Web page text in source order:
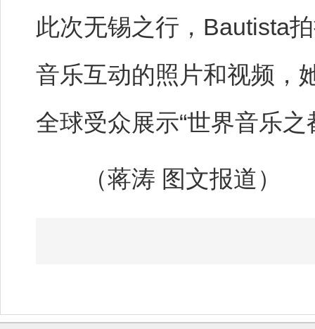
此次无锡之行，Bautista
音乐互动的照片和视频，
全球受众展示“世界音乐之
（蒋涛 图文报道）